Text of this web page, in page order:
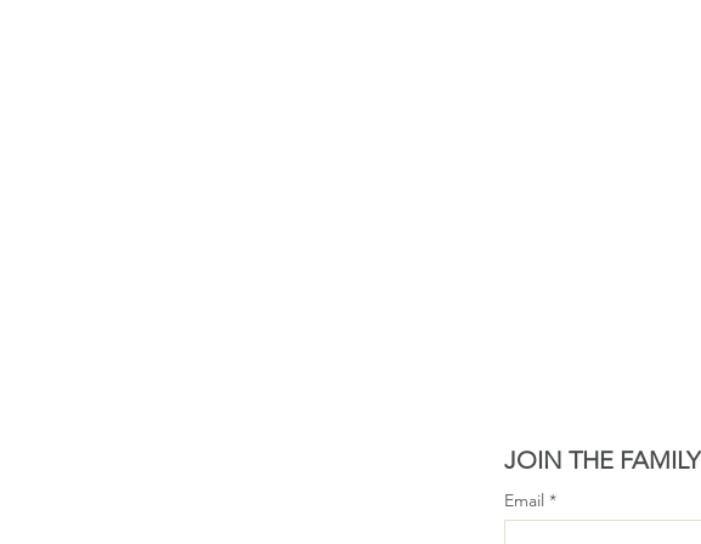
JOIN THE FAMILY
Email